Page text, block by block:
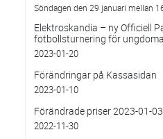
Söndagen den 29 januari mellan
Elektroskandia – ny Officiell
fotbollsturnering för
2023-01-20
Förändringar på Kassasidan
2023-01-10
Förändrade priser 2023-01-03
2022-11-30